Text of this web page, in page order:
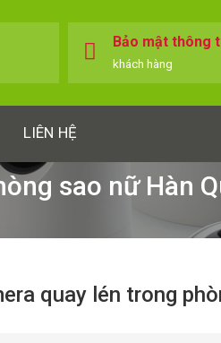
Bảo mật thông
khách hàng
LIÊN HỆ
sao nữ Hàn
quay lén trong